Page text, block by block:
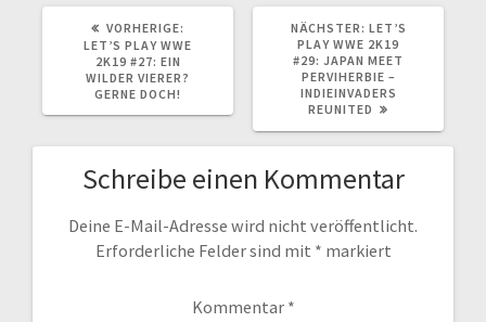
VORHERIGE:
BEITRAG:
LET’S PLAY WWE
2K19 #27: EIN
WILDER VIERER?
GERNE DOCH!
NÄCHSTER: NÄCHSTER
BEITRAG:
LET’S
PLAY WWE 2K19
#29: JAPAN MEET
PERVIHERBIE –
INDIEINVADERS
REUNITED
Schreibe einen Kommentar
Deine E-Mail-Adresse wird nicht veröffentlicht.
Erforderliche Felder sind mit * markiert
Kommentar *